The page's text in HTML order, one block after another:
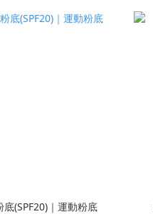
(SPF20)｜運動粉底